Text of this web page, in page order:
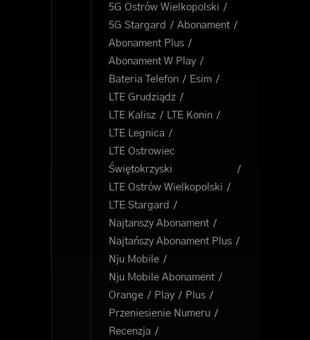
5G Ostrów Wielkopolski
5G Stargard
Abonament
Abonament Plus
Abonament W Play
Bateria Telefon
Esim
LTE Grudziądz
LTE Kalisz
LTE Konin
LTE Legnica
LTE Ostrowiec
Świętokrzyski
LTE Ostrów Wielkopolski
LTE Stargard
Najtanszy Abonament
Najtańszy Abonament Plus
Nju Mobile
Nju Mobile Abonament
Orange
Play
Plus
Przeniesienie Numeru
Recenzja